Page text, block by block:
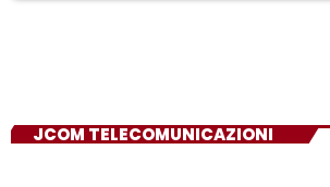
JCOM TELECOMUNICAZIONI